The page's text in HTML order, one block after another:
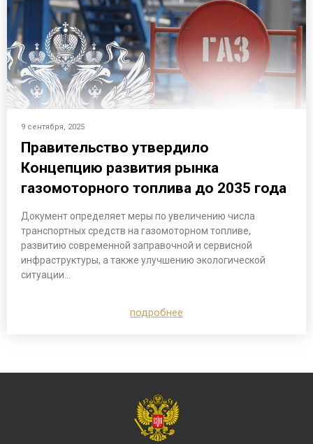
9 сентября, 2025
Правительство утвердило
Концепцию развития рынка
газомоторного топлива до 2035 года
Документ определяет меры по увеличению числа
транспортных средств на газомоторном топливе,
развитию современной заправочной и сервисной
инфраструктуры, а также улучшению экологической
ситуации…
подробнее